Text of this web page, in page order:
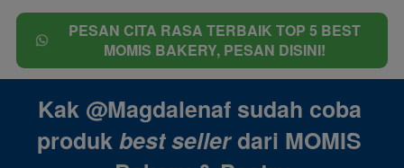
`
PESAN CITA RASA TERBAIK TOP 5 BEST
MOMIS BAKERY, PESAN DISINI!
Kak @Magdalenaf sudah coba
produk best seller dari MOMIS